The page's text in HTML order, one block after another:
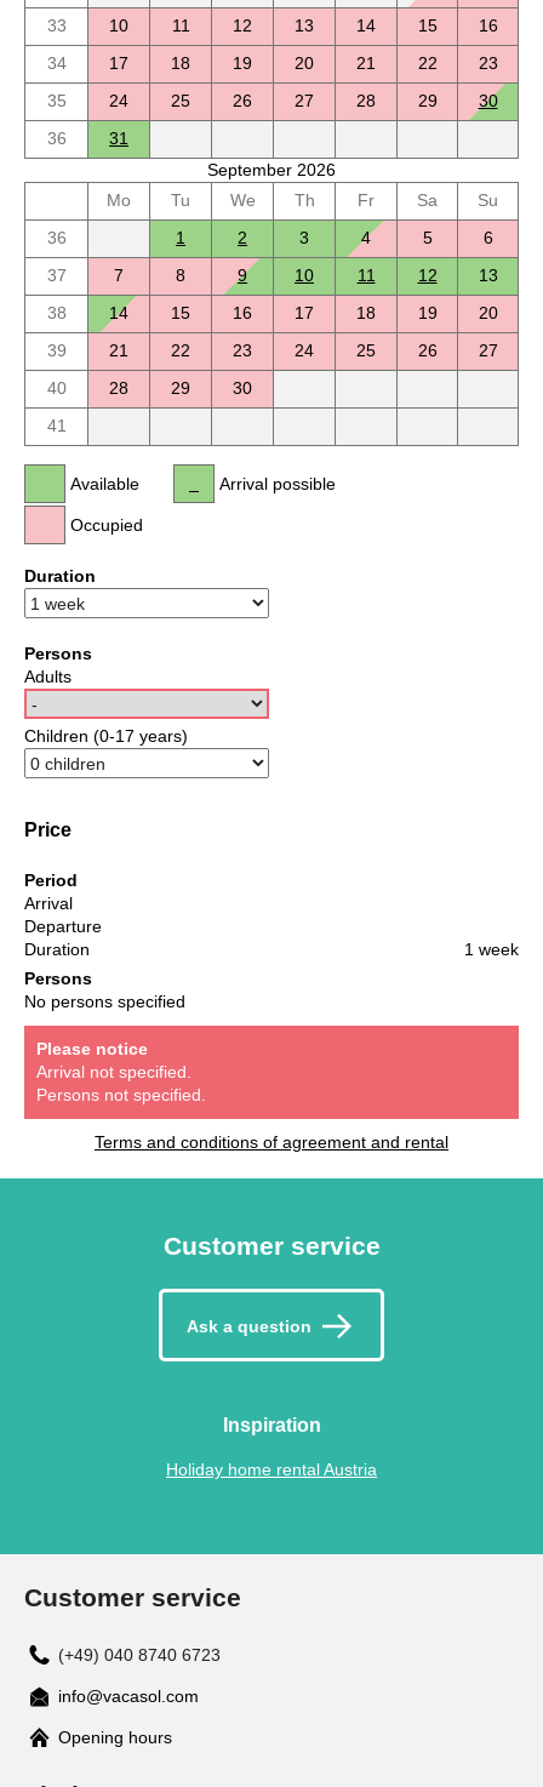
33
10 11 12 13 14 15
16
34
17 18 19 20 21 22
23
35
24 25 26 27 28 29
30
36
31
September 2026
Mo
Tu We Th Fr Sa
Su
36
1 2 3 4 5
6
37
7 8 9 10 11 12
13
38
14 15 16 17 18 19
20
39
21 22 23 24 25 26
27
40
28 29
30
41
Available
Occupied
Arrival possible
Duration
Persons
Adults
Children (0-17 years)
Price
Period
Arrival
Departure
Duration
1 week
Persons
No persons specified
Please notice
Arrival not specified.
Persons not specified.
Terms and conditions of agreement and rental
Customer service
Ask a question
Inspiration
Holiday home rental Austria
Customer service
(+49) 040 8740 6723
info@vacasol.com
Opening hours